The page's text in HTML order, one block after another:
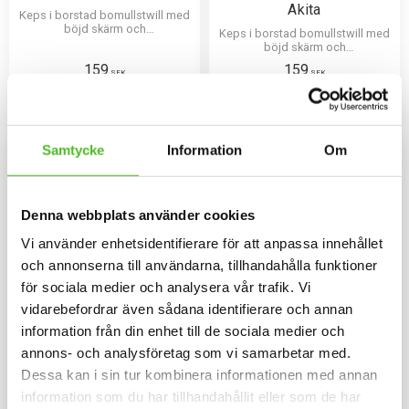
Samtycke Information Om
Denna webbplats använder cookies
Vi använder enhetsidentifierare för att anpassa innehållet
och annonserna till användarna, tillhandahålla funktioner
för sociala medier och analysera vår trafik. Vi
vidarebefordrar även sådana identifierare och annan
information från din enhet till de sociala medier och
annons- och analysföretag som vi samarbetar med.
Dessa kan i sin tur kombinera informationen med annan
information som du har tillhandahållit eller som de har
Keps i borstad bomullstwill med
böjd skärm och
Akita.
159 SEK
Akita
Keps i borstad bomullstwill med
böjd skärm och
siluettmotiv av en American
Akita.
159 SEK
Lägg
Mössa med American
Akita
Mössa i bomull/elastan med ett
Nummerlappshållare med
American Akita
Nummerlappshållare med